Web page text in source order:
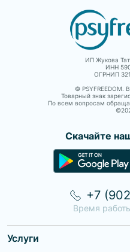
ИП Жукова
ИНН
ОГРНИП
© PSYFREEDOM.
Товарный знак
По всем вопросам
Скачайте
Услуги
+7
Время